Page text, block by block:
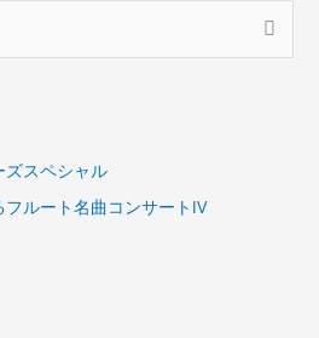
ズスペシャル
フルート名曲コンサートⅣ